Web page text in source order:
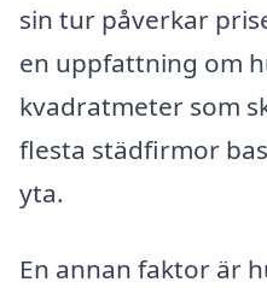
sin tur påverkar
en uppfattning om
kvadratmeter som
flesta städfirmor
yta.
En annan faktor är